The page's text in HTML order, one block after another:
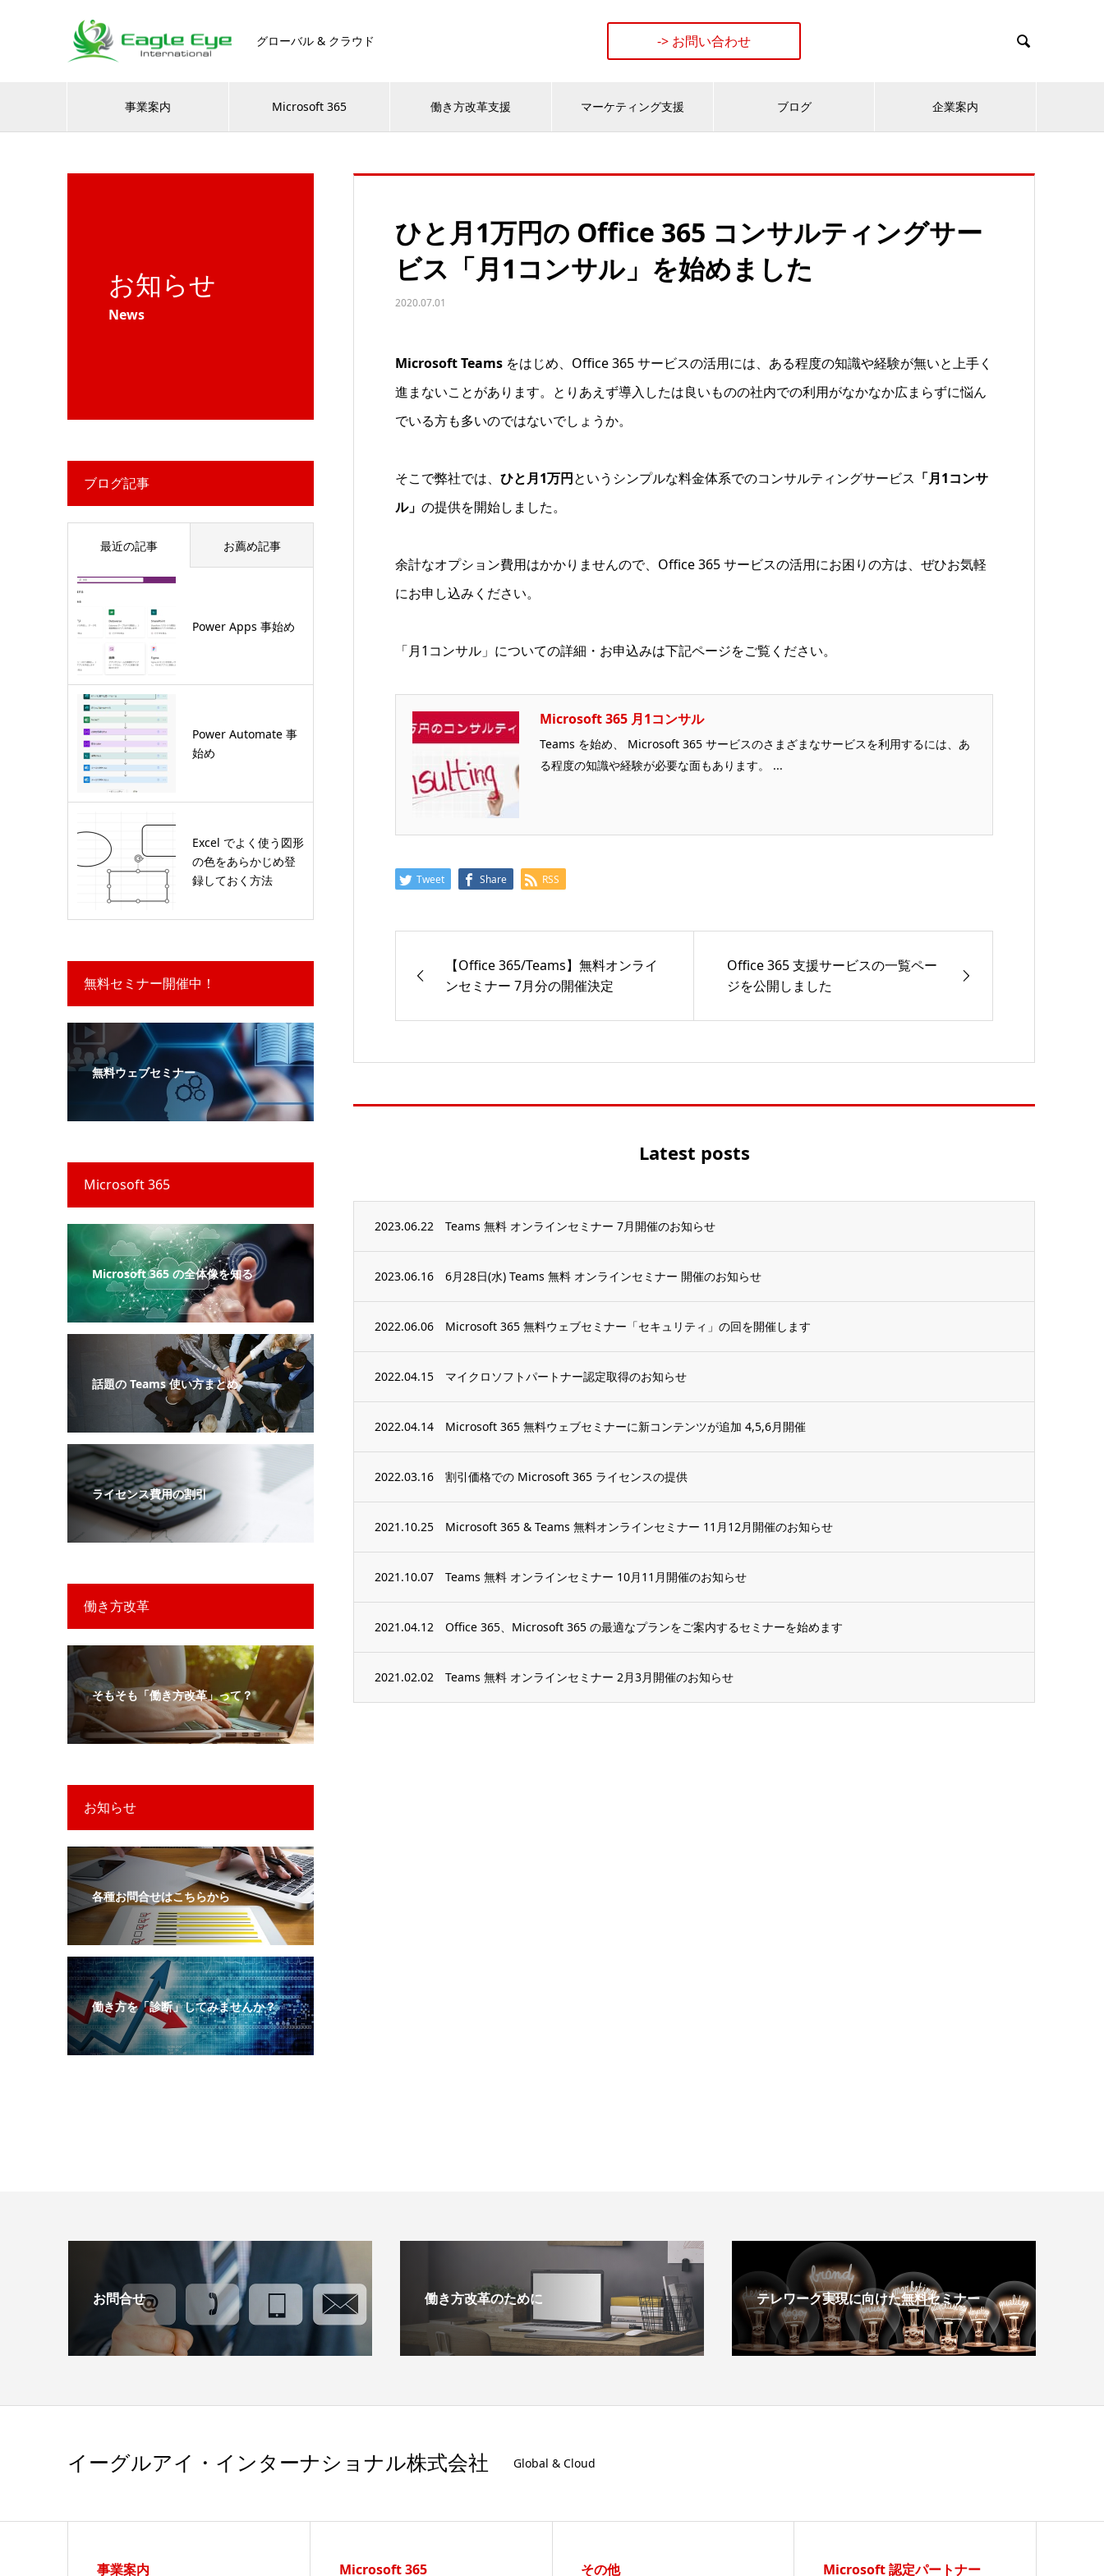
グローバル & クラウド -> お問い合わせ 
事業案内 Microsoft 365 働き方改革支援 マーケティング支援 ブログ 企業案内
お知らせ
News
ひと月1万円の Office 365 コンサルティングサー
ビス「月1コンサル」を始めました
2020.07.01
Microsoft Teams をはじめ、Office 365 サービスの活用には、ある程度の知識や経験が無いと上手く
進まないことがあります。とりあえず導入したは良いものの社内での利用がなかなか広まらずに悩ん
でいる方も多いのではないでしょうか。
そこで弊社では、 ひと月1万円というシンプルな料金体系でのコンサルティングサービス 「月1コンサ
ル」 の提供を開始しました。
余計なオプション費用はかかりませんので、Office 365 サービスの活用にお困りの方は、ぜひお気軽
にお申し込みください。
「月1コンサル」についての詳細・お申込みは下記ページをご覧ください。
Microsoft 365 月1コンサル
Teams を始め、 Microsoft 365 サービスのさまざまなサービスを利用するには、あ
る程度の知識や経験が必要な面もあります。 ...
Tweet Share RSS
【Office 365/Teams】無料オンライ
ンセミナー 7月分の開催決定
Office 365 支援サービスの一覧ペー
ジを公開しました
Latest posts
2023.06.22 Teams 無料 オンラインセミナー 7月開催のお知らせ
2023.06.16 6月28日(水) Teams 無料 オンラインセミナー 開催のお知らせ
2022.06.06 Microsoft 365 無料ウェブセミナー「セキュリティ」の回を開催します
2022.04.15 マイクロソフトパートナー認定取得のお知らせ
2022.04.14 Microsoft 365 無料ウェブセミナーに新コンテンツが追加 4,5,6月開催
2022.03.16 割引価格での Microsoft 365 ライセンスの提供
2021.10.25 Microsoft 365 & Teams 無料オンラインセミナー 11月12月開催のお知らせ
2021.10.07 Teams 無料 オンラインセミナー 10月11月開催のお知らせ
2021.04.12 Office 365、Microsoft 365 の最適なプランをご案内するセミナーを始めます
2021.02.02 Teams 無料 オンラインセミナー 2月3月開催のお知らせ
ブログ記事
最近の記事 お薦め記事
Power Apps 事始め
Power Automate 事
始め
Excel でよく使う図形
の色をあらかじめ登
録しておく方法
無料セミナー開催中！
無料ウェブセミナー
Microsoft 365
Microsoft 365 の全体像を知る
話題の Teams 使い方まとめ
ライセンス費用の割引
働き方改革
そもそも「働き方改革」って？
お知らせ
各種お問合せはこちらから
働き方を「診断」してみませんか？
お問合せ 働き方改革のために テレワーク実現に向けた無料セミナー
イーグルアイ・インターナショナル株式会社 Global & Cloud
事業案内 Microsoft 365 その他 Microsoft 認定パートナー